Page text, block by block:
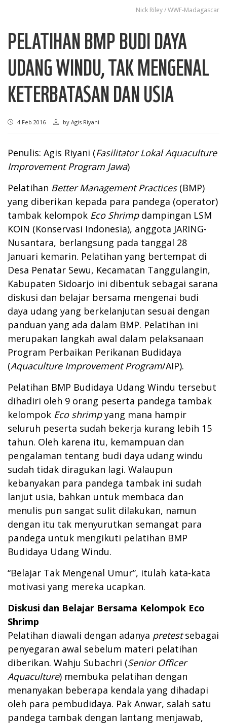
Nick Riley / WWF-Madagascar
PELATIHAN BMP BUDI DAYA
UDANG WINDU, TAK MENGENAL
KETERBATASAN DAN USIA
4 Feb 2016 by Agis Riyani
Penulis: Agis Riyani (Fasilitator Lokal Aquaculture
Improvement Program Jawa)
Pelatihan Better Management Practices(BMP)
yang diberikan kepada para pandega (operator)
tambak kelompok Eco Shrimpdampingan LSM
KOIN (Konservasi Indonesia), anggota JARING-
Nusantara, berlangsung pada tanggal 28
Januari kemarin. Pelatihan yang bertempat di
Desa Penatar Sewu, Kecamatan Tanggulangin,
Kabupaten Sidoarjo ini dibentuk sebagai sarana
diskusi dan belajar bersama mengenai budi
daya udang yang berkelanjutan sesuai dengan
panduan yang ada dalam BMP. Pelatihan ini
merupakan langkah awal dalam pelaksanaan
Program Perbaikan Perikanan Budidaya
(Aquaculture Improvement Program/AIP).
Pelatihan BMP Budidaya Udang Windu tersebut
dihadiri oleh 9 orang peserta pandega tambak
kelompok Eco shrimpyang mana hampir
seluruh peserta sudah bekerja kurang lebih 15
tahun. Oleh karena itu, kemampuan dan
pengalaman tentang budi daya udang windu
sudah tidak diragukan lagi. Walaupun
kebanyakan para pandega tambak ini sudah
lanjut usia, bahkan untuk membaca dan
menulis pun sangat sulit dilakukan, namun
dengan itu tak menyurutkan semangat para
pandega untuk mengikuti pelatihan BMP
Budidaya Udang Windu.
“Belajar Tak Mengenal Umur”, itulah kata-kata
motivasi yang mereka ucapkan.
Diskusi dan Belajar Bersama Kelompok Eco
Shrimp
Pelatihan diawali dengan adanya pretestsebagai
penyegaran awal sebelum materi pelatihan
diberikan. Wahju Subachri (Senior Officer
Aquaculture) membuka pelatihan dengan
menanyakan beberapa kendala yang dihadapi
oleh para pembudidaya. Pak Anwar, salah satu
pandega tambak dengan lantang menjawab,